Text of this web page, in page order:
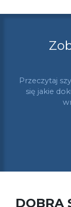
Przeczytaj
się jakie
DOBRA